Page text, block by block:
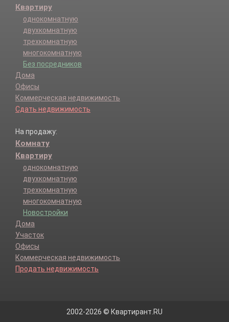
Квартиру
однокомнатную
двухкомнатную
трехкомнатную
многокомнатную
Без посредников
Дома
Офисы
Коммерческая недвижимость
Сдать недвижимость
На продажу:
Комнату
Квартиру
однокомнатную
двухкомнатную
трехкомнатную
многокомнатную
Новостройки
Дома
Участок
Офисы
Коммерческая недвижимость
Продать недвижимость
2002-2026 © Квартирант.RU